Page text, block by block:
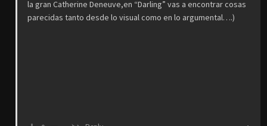
la gran Catherine Deneuve,en “Darling” vas a encontrar cosas
parecidas tanto desde lo visual como en lo argumental….)